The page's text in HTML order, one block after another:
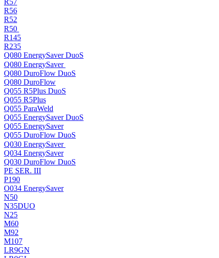
R56
R52
R50
R145
R235
Q080 EnergySaver DuoS
Q080 EnergySaver
Q080 DuroFlow DuoS
Q080 DuroFlow
Q055 R5Plus DuoS
Q055 R5Plus
Q055 ParaWeld
Q055 EnergySaver DuoS
Q055 EnergySaver
Q055 DuroFlow DuoS
Q030 EnergySaver
Q034 EnergySaver
Q030 DuroFlow DuoS
PE SER. III
P190
O034 EnergySaver
N50
N35DUO
N25
M60
M92
M107
LR9GN